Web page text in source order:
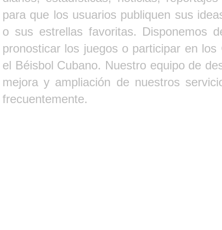
para que los usuarios publiquen sus
o sus estrellas favoritas. Disponemos
pronosticar los juegos o participar en
el Béisbol Cubano. Nuestro equipo de
mejora y ampliación de nuestros
frecuentemente.